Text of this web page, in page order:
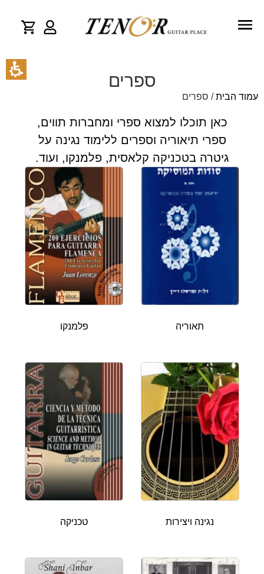
ספרים
עמוד הבית/ ספרים
כאן תוכלו למצוא ספרי ומחברות תווים,
ספרי תיאוריה וספרים ללימוד נגינה על
גיטרה בטכניקה קלאסית, פלמנקו, ועוד.
תאוריה פלמנקו
נגינה ויצירות טכניקה